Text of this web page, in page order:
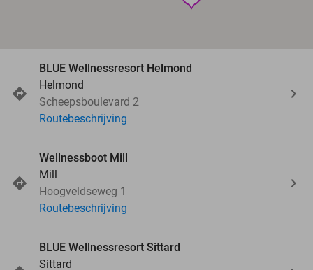
BLUE Wellnessresort Helmond
Helmond
Scheepsboulevard 2
Routebeschrijving
Wellnessboot Mill
Mill
Hoogveldseweg 1
Routebeschrijving
BLUE Wellnessresort Sittard
Sittard